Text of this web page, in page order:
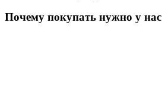
Почему покупать нужно у нас